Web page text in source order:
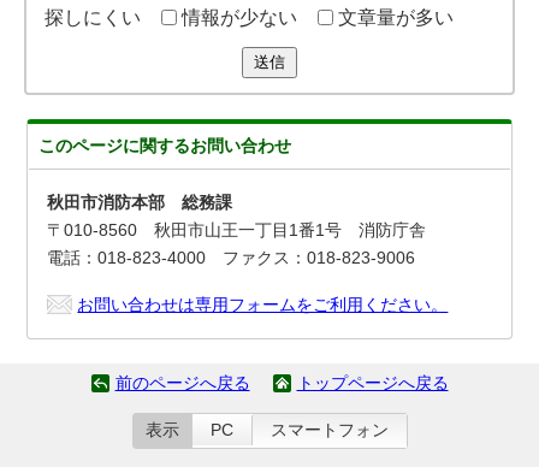
探しにくい
情報が少ない 文章量が多い
送信
このページに関するお問い合わせ
秋田市消防本部 総務課
〒010-8560 秋田市山王一丁目1番1号 消防庁舎
電話：018-823-4000 ファクス：018-823-9006
お問い合わせは専用フォームをご利用ください。
前のページへ戻る トップページへ戻る
表示 PC スマートフォン